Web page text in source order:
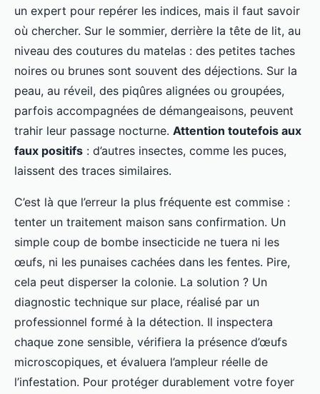
un expert pour repérer les indices, mais il faut savoir
où chercher. Sur le sommier, derrière la tête de lit, au
niveau des coutures du matelas : des petites taches
noires ou brunes sont souvent des déjections. Sur la
peau, au réveil, des piqûres alignées ou groupées,
parfois accompagnées de démangeaisons, peuvent
trahir leur passage nocturne. Attention toutefois aux
faux positifs : d’autres insectes, comme les puces,
laissent des traces similaires.
C’est là que l’erreur la plus fréquente est commise :
tenter un traitement maison sans confirmation. Un
simple coup de bombe insecticide ne tuera ni les
œufs, ni les punaises cachées dans les fentes. Pire,
cela peut disperser la colonie. La solution ? Un
diagnostic technique sur place, réalisé par un
professionnel formé à la détection. Il inspectera
chaque zone sensible, vérifiera la présence d’œufs
microscopiques, et évaluera l’ampleur réelle de
l’infestation. Pour protéger durablement votre foyer